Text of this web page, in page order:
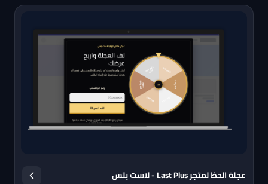
عجلة الحظ لمتجر Last Plus - لاست بلس